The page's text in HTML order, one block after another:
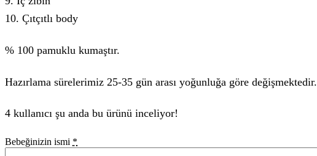
10. Çıtçıtlı body
% 100 pamuklu kumaştır.
Hazırlama sürelerimiz 25-35 gün arası yoğunluğa göre değişmektedir.
4 kullanıcı şu anda bu ürünü inceliyor!
Bebeğinizin ismi *